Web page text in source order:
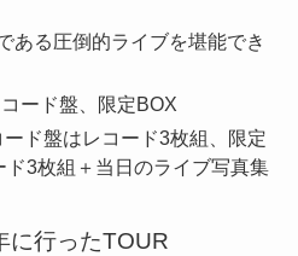
ある圧倒的ライブを堪能でき
ード盤、限定BOX
ド盤はレコード3枚組、限定
ド3枚組＋当日のライブ写真集
に行ったTOUR